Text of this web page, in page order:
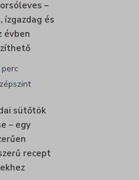
–
ízgazdag és
évben
sütőtök
– egy
recept